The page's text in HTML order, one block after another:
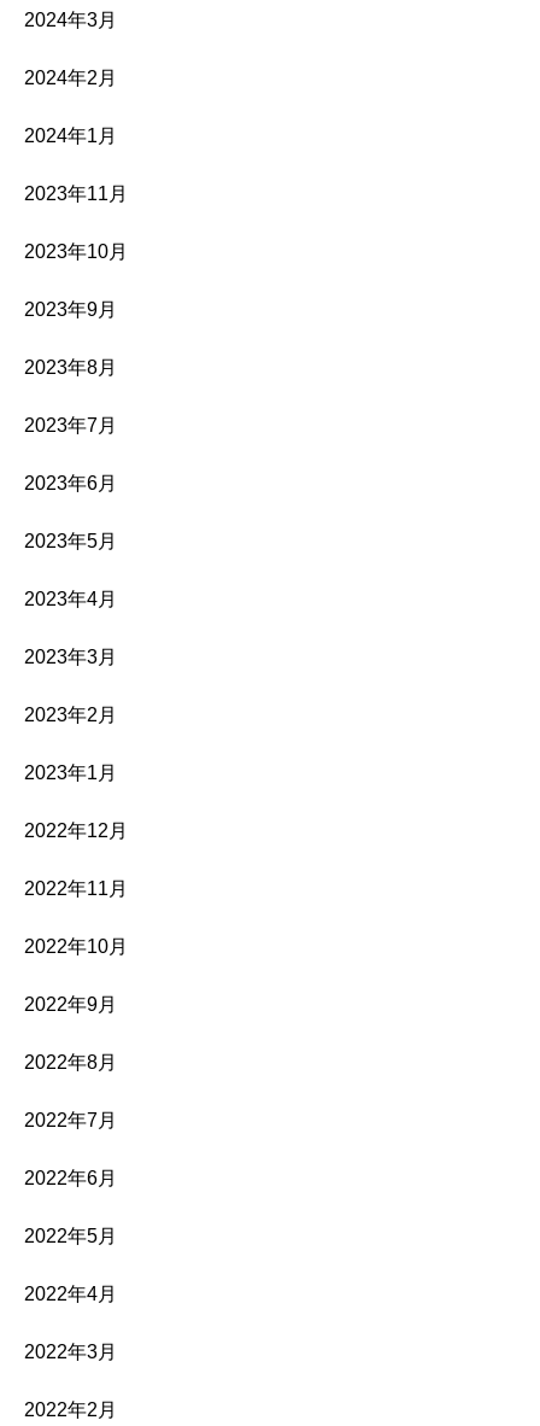
2024年3月
2024年2月
2024年1月
2023年11月
2023年10月
2023年9月
2023年8月
2023年7月
2023年6月
2023年5月
2023年4月
2023年3月
2023年2月
2023年1月
2022年12月
2022年11月
2022年10月
2022年9月
2022年8月
2022年7月
2022年6月
2022年5月
2022年4月
2022年3月
2022年2月